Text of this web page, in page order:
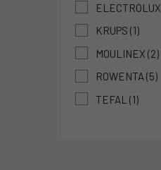
ELECTROLUX
KRUPS (1)
MOULINEX (2)
ROWENTA (5)
TEFAL (1)